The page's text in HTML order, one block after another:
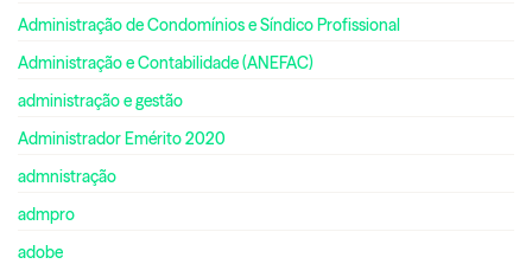
Administração de Condomínios e Síndico Profissional
Administração e Contabilidade (ANEFAC)
administração e gestão
Administrador Emérito 2020
admnistração
admpro
adobe